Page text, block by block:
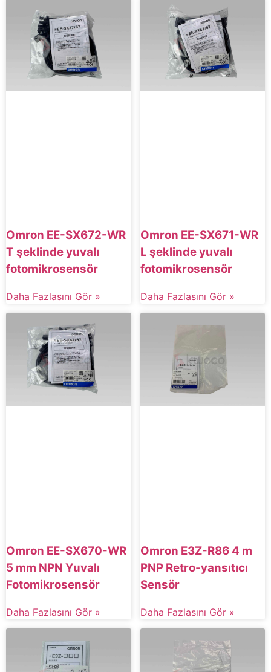
Omron EE-SX672-WR
T şeklinde yuvalı
fotomikrosensör
Daha Fazlasını Gör »
Omron EE-SX671-WR
L şeklinde yuvalı
fotomikrosensör
Daha Fazlasını Gör »
Omron EE-SX670-WR
5 mm NPN Yuvalı
Fotomikrosensör
Daha Fazlasını Gör »
Omron E3Z-R86 4 m
PNP Retro-yansıtıcı
Sensör
Daha Fazlasını Gör »